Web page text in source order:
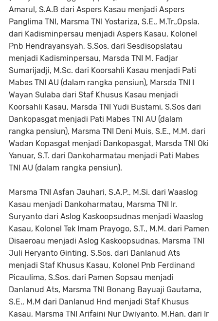
Amarul, S.A.B dari Aspers Kasau menjadi Aspers
Panglima TNI, Marsma TNI Yostariza, S.E., M.Tr.,Opsla.
dari Kadisminpersau menjadi Aspers Kasau, Kolonel
Pnb Hendrayansyah, S.Sos. dari Sesdisopslatau
menjadi Kadisminpersau, Marsda TNI M. Fadjar
Sumarijadji, M.Sc. dari Koorsahli Kasau menjadi Pati
Mabes TNI AU (dalam rangka pensiun), Marsda TNI I
Wayan Sulaba dari Staf Khusus Kasau menjadi
Koorsahli Kasau, Marsda TNI Yudi Bustami, S.Sos dari
Dankopasgat menjadi Pati Mabes TNI AU (dalam
rangka pensiun), Marsma TNI Deni Muis, S.E., M.M. dari
Wadan Kopasgat menjadi Dankopasgat, Marsda TNI Oki
Yanuar, S.T. dari Dankoharmatau menjadi Pati Mabes
TNI AU (dalam rangka pensiun).
Marsma TNI Asfan Jauhari, S.A.P., M.Si. dari Waaslog
Kasau menjadi Dankoharmatau, Marsma TNI Ir.
Suryanto dari Aslog Kaskoopsudnas menjadi Waaslog
Kasau, Kolonel Tek Imam Prayogo, S.T., M.M. dari Pamen
Disaeroau menjadi Aslog Kaskoopsudnas, Marsma TNI
Juli Heryanto Ginting, S.Sos. dari Danlanud Ats
menjadi Staf Khusus Kasau, Kolonel Pnb Ferdinand
Picaulima, S.Sos. dari Pamen Sopsau menjadi
Danlanud Ats, Marsma TNI Bonang Bayuaji Gautama,
S.E., M.M dari Danlanud Hnd menjadi Staf Khusus
Kasau, Marsma TNI Arifaini Nur Dwiyanto, M.Han. dari Ir